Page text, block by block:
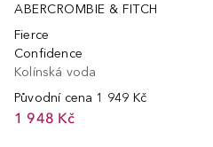
ABERCROMBIE & FITCH
Fierce
Confidence
Kolínská voda
Původní cena 1 949 Kč
1 948 Kč